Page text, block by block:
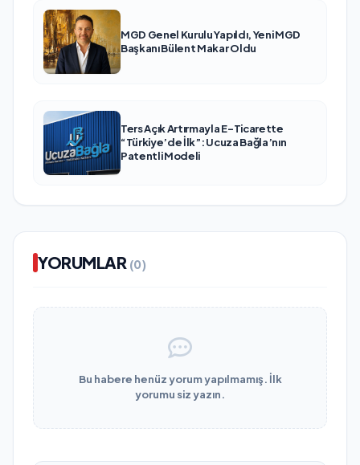
MGD Genel Kurulu Yapıldı, Yeni MGD
Başkanı Bülent Makar Oldu
Ters Açık Artırmayla E-Ticarette
“Türkiye’de İlk”: Ucuza Bağla’nın
Patentli Modeli
YORUMLAR (0)
Bu habere henüz yorum yapılmamış. İlk
yorumu siz yazın.